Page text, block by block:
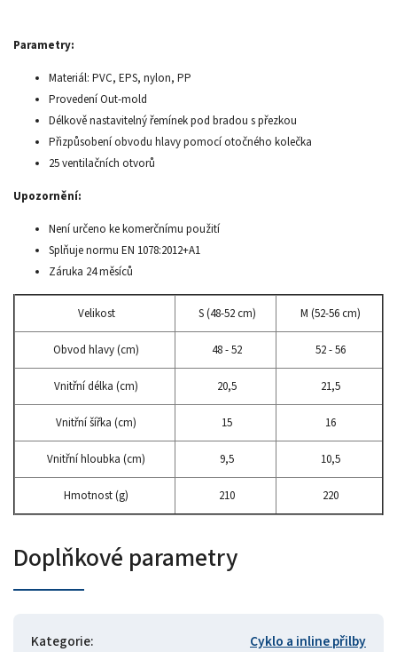
Parametry:
Materiál: PVC, EPS, nylon, PP
Provedení Out-mold
Délkově nastavitelný řemínek pod bradou s přezkou
Přizpůsobení obvodu hlavy pomocí otočného kolečka
25 ventilačních otvorů
Upozornění:
Není určeno ke komerčnímu použití
Splňuje normu EN 1078:2012+A1
Záruka 24 měsíců
Velikost S (48-52 cm) M (52-56 cm)
Obvod hlavy (cm) 48 - 52 52 - 56
Vnitřní délka (cm) 20,5 21,5
Vnitřní šířka (cm) 15 16
Vnitřní hloubka (cm) 9,5 10,5
Hmotnost (g) 210 220
Doplňkové parametry
Kategorie:
Cyklo a inline přilby